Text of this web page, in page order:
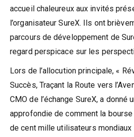
accueil chaleureux aux invités
l’organisateur SureX. Ils ont
parcours de développement de
regard perspicace sur les
Lors de l’allocution principale, «
Succès, Traçant la Route vers
CMO de l’échange SureX, a donné
approfondie de comment la
de cent mille utilisateurs